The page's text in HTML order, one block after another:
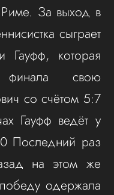
Риме. За выход в
сыграет
Гауфф, которая
свою
со счётом 5:7
Гауфф ведёт у
Последний раз
на этом же
одержала